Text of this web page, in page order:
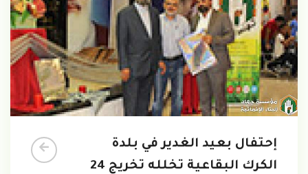
إحتفال بعيد الغدير في بلدة
الكرك البقاعية تخلله تخريج 24